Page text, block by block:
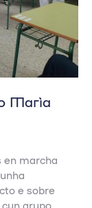
María
en marcha
e sobre
grupo